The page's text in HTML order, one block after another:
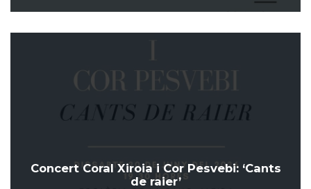
Concert Coral Xiroia i Cor Pesvebi: ‘Cants
de raier’